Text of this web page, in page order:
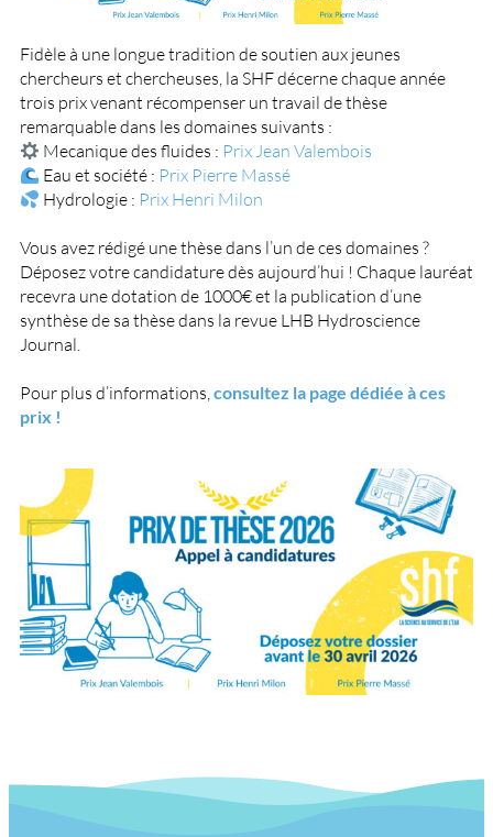
Fidèle à une longue tradition de soutien aux jeunes
chercheurs et chercheuses, la SHF décerne chaque année
trois prix venant récompenser un travail de thèse
remarquable dans les domaines suivants :
Mecanique des fluides : Prix Jean Valembois
Eau et société : Prix Pierre Massé
Hydrologie : Prix Henri Milon
Vous avez rédigé une thèse dans l’un de ces domaines ?
Déposez votre candidature dès aujourd’hui ! Chaque lauréat
recevra une dotation de 1000€ et la publication d’une
synthèse de sa thèse dans la revue LHB Hydroscience
Journal.
Pour plus d’informations,consultez la page dédiée à ces
prix !